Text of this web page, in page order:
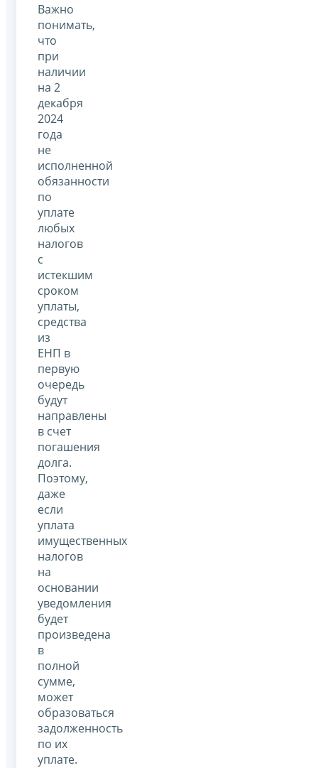
Важно
понимать,
что
при
наличии
на 2
декабря
2024
года
не
исполненной
обязанности
по
уплате
любых
налогов
с
истекшим
сроком
уплаты,
средства
из
ЕНП в
первую
очередь
будут
направлены
в счет
погашения
долга.
Поэтому,
даже
если
уплата
имущественных
налогов
на
основании
уведомления
будет
произведена
в
полной
сумме,
может
образоваться
задолженность
по их
уплате.